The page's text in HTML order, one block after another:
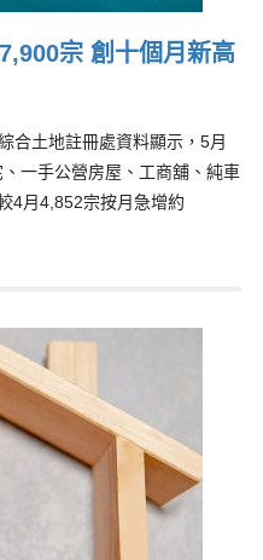
宗 創十個月新高
合土地註冊處資料顯示，5月
一手公營房屋、工商舖、純車
4月4,852宗按月急增約